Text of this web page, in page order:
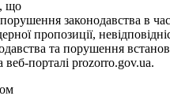
що
законодавства в
пропозиції,
та порушення
порталі prozorro.gov.ua.